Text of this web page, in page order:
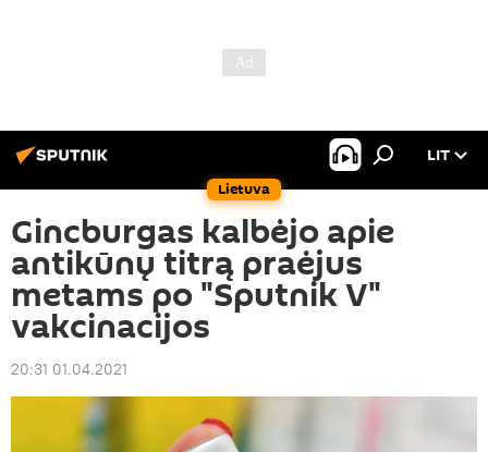
Lietuva
LIT
Gincburgas kalbėjo apie
antikūnų titrą praėjus
metams po "Sputnik V"
vakcinacijos
20:31 01.04.2021